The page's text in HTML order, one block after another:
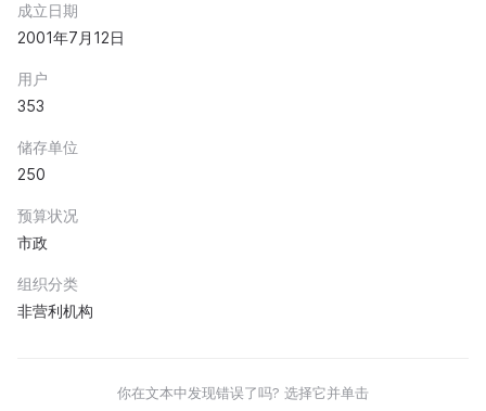
成立日期
2001年7月12日
用户
353
储存单位
250
预算状况
市政
组织分类
非营利机构
你在文本中发现错误了吗? 选择它并单击